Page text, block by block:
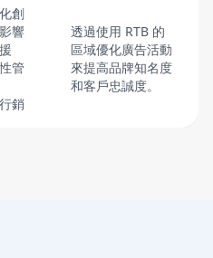
創
響
管
銷
透過使用 RTB 的
區域優化廣告活動
來提高品牌知名度
和客戶忠誠度。